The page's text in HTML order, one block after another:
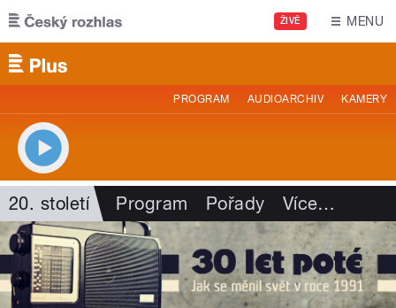
Přejít k hlavnímu obsahu
ŽIVĚ MENU
PROGRAM AUDIOARCHIV KAMERY
20. století Program Pořady Více…